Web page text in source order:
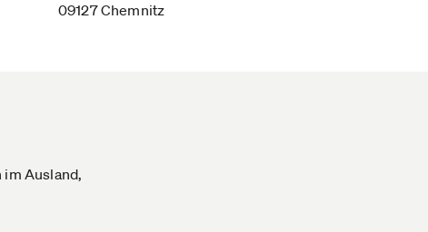
09127 Chemnitz
Ausland,